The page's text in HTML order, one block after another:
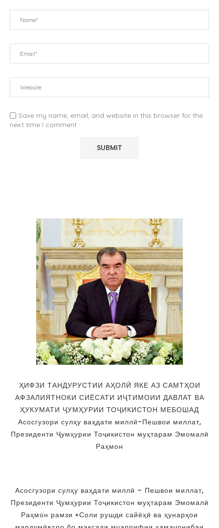
Save my name, email, and website in this browser for the
next time I comment.
ҲИФЗИ ТАНДУРУСТИИ АҲОЛӢ ЯКЕ АЗ САМТҲОИ
АФЗАЛИЯТНОКИ СИЁСАТИ ИҶТИМОИИ ДАВЛАТ ВА
ҲУКУМАТИ ҶУМҲУРИИ ТОҶИКИСТОН МЕБОШАД
Асосгузори сулҳу ваҳдати миллӣ-Пешвои миллат,
Президенти Ҷумҳурии Тоҷикистон муҳтарам Эмомалӣ
Раҳмон
Асосгузори сулҳу ваҳдати миллӣ – Пешвои миллат,
Президенти Ҷумҳурии Тоҷикистон муҳтарам Эмомалӣ
Раҳмон рамзи «Соли рушди сайёҳӣ ва ҳунарҳои